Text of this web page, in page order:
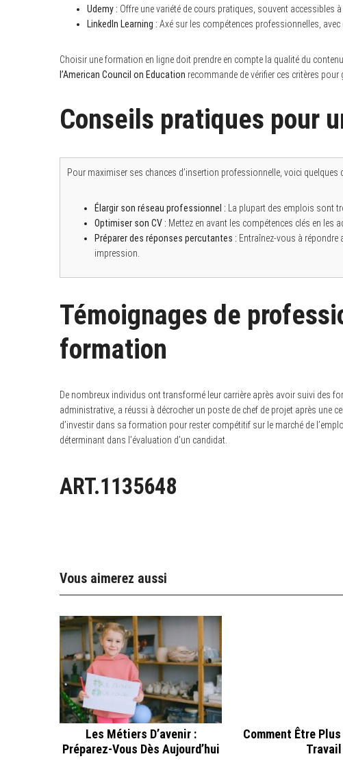
Udemy : Offre une variété de cours pratiques, souvent accessibles
LinkedIn Learning : Axé sur les compétences professionnelles,
Choisir une formation en ligne doit prendre en compte la qualité du
l’American Council on Education recommande de vérifier ces critères pour
Conseils pratiques pour
Pour maximiser ses chances d’insertion professionnelle, voici quelques
Élargir son réseau professionnel : La plupart des emplois sont
Optimiser son CV : Mettez en avant les compétences clés en les
Préparer des réponses percutantes : Entraînez-vous à répondre
impression.
Témoignages de
formation
De nombreux individus ont transformé leur carrière après avoir suivi des
administrative, a réussi à décrocher un poste de chef de projet après une
d’investir dans sa formation pour rester compétitif sur le marché de
déterminant dans l’évaluation d’un candidat.
ART.1135648
Vous aimerez aussi
Les Métiers D’avenir :
Préparez-Vous Dès Aujourd’hui
Comment Être
Travail